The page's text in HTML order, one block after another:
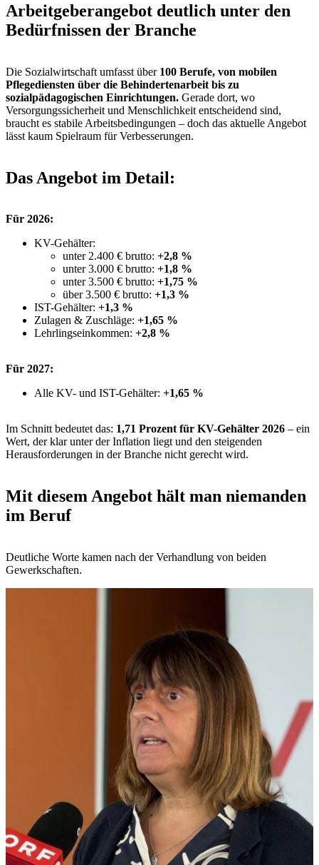
Arbeitgeberangebot deutlich unter den
Bedürfnissen der Branche
Die Sozialwirtschaft umfasst über 100 Berufe, von mobilen
Pflegediensten über die Behindertenarbeit bis zu
sozialpädagogischen Einrichtungen. Gerade dort, wo
Versorgungssicherheit und Menschlichkeit entscheidend sind,
braucht es stabile Arbeitsbedingungen – doch das aktuelle Angebot
lässt kaum Spielraum für Verbesserungen.
Das Angebot im Detail:
Für 2026:
KV-Gehälter:
unter 2.400 € brutto: +2,8 %
unter 3.000 € brutto: +1,8 %
unter 3.500 € brutto: +1,75 %
über 3.500 € brutto: +1,3 %
IST-Gehälter: +1,3 %
Zulagen & Zuschläge: +1,65 %
Lehrlingseinkommen: +2,8 %
Für 2027:
Alle KV- und IST-Gehälter: +1,65 %
Im Schnitt bedeutet das: 1,71 Prozent für KV-Gehälter 2026 – ein
Wert, der klar unter der Inflation liegt und den steigenden
Herausforderungen in der Branche nicht gerecht wird.
Mit diesem Angebot hält man niemanden
im Beruf
Deutliche Worte kamen nach der Verhandlung von beiden
Gewerkschaften.